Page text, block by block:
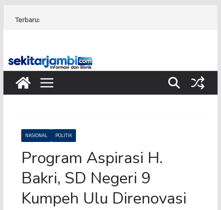
Skip
Terbaru:
NASIONAL POLITIK
Program Aspirasi H.
Bakri, SD Negeri 9
Kumpeh Ulu Direnovasi